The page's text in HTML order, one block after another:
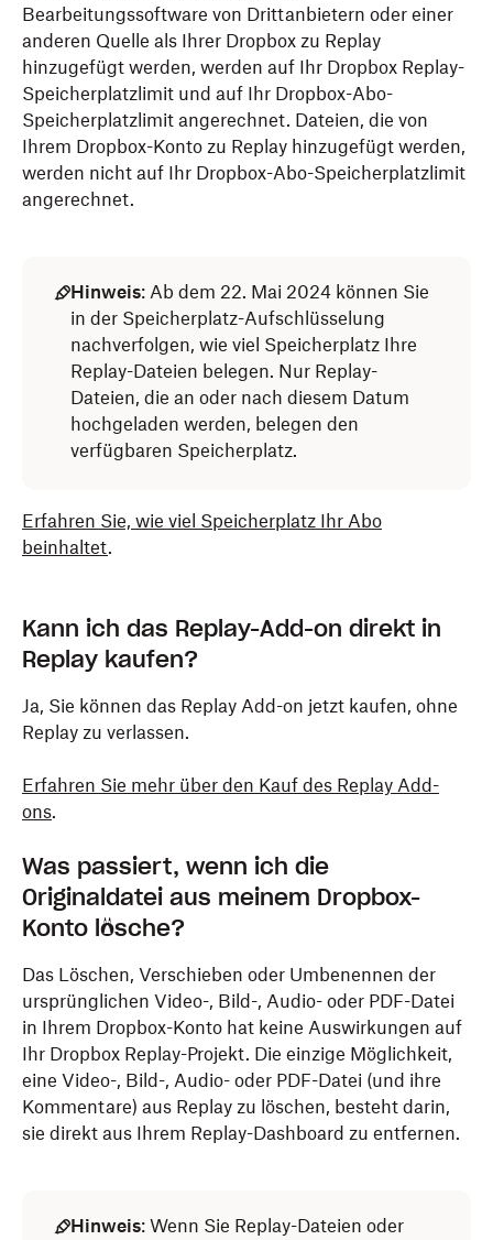
Bearbeitungssoftware von Drittanbietern oder einer
anderen Quelle als Ihrer Dropbox zu Replay
hinzugefügt werden, werden auf Ihr Dropbox Replay-
Speicherplatzlimit und auf Ihr Dropbox-Abo-
Speicherplatzlimit angerechnet. Dateien, die von
Ihrem Dropbox-Konto zu Replay hinzugefügt werden,
werden nicht auf Ihr Dropbox-Abo-Speicherplatzlimit
angerechnet.
Hinweis: Ab dem 22. Mai 2024 können Sie
in der Speicherplatz-Aufschlüsselung
nachverfolgen, wie viel Speicherplatz Ihre
Replay-Dateien belegen. Nur Replay-
Dateien, die an oder nach diesem Datum
hochgeladen werden, belegen den
verfügbaren Speicherplatz.
Erfahren Sie, wie viel Speicherplatz Ihr Abo
beinhaltet.
Kann ich das Replay-Add-on direkt in
Replay kaufen?
Ja, Sie können das Replay Add-on jetzt kaufen, ohne
Replay zu verlassen.
Erfahren Sie mehr über den Kauf des Replay Add-
ons.
Was passiert, wenn ich die
Originaldatei aus meinem Dropbox-
Konto lösche?
Das Löschen, Verschieben oder Umbenennen der
ursprünglichen Video-, Bild-, Audio- oder PDF-Datei
in Ihrem Dropbox-Konto hat keine Auswirkungen auf
Ihr Dropbox Replay-Projekt. Die einzige Möglichkeit,
eine Video-, Bild-, Audio- oder PDF-Datei (und ihre
Kommentare) aus Replay zu löschen, besteht darin,
sie direkt aus Ihrem Replay-Dashboard zu entfernen.
Hinweis: Wenn Sie Replay-Dateien oder